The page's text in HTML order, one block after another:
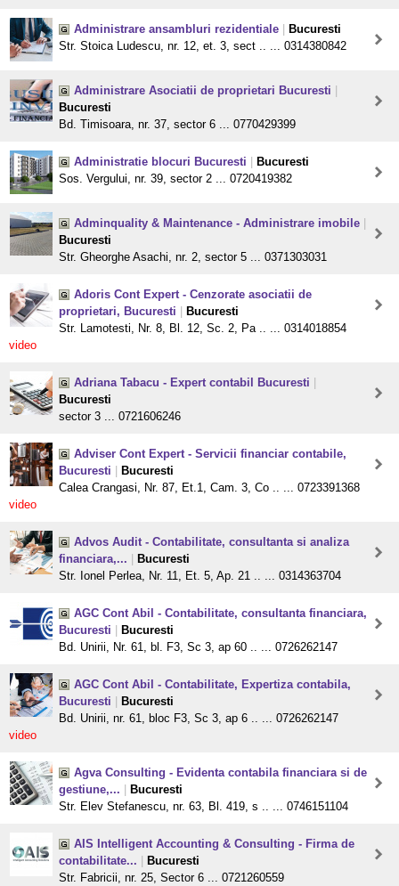
Administrare ansambluri rezidentiale
Bucuresti
Str. Stoica Ludescu, nr. 12, et. 3, sect .. ... 0314380842
Administrare Asociatii de proprietari Bucuresti
Bucuresti
Bd. Timisoara, nr. 37, sector 6 ... 0770429399
Administratie blocuri Bucuresti
Bucuresti
Sos. Vergului, nr. 39, sector 2 ... 0720419382
Adminquality & Maintenance - Administrare imobile
Bucuresti
Str. Gheorghe Asachi, nr. 2, sector 5 ... 0371303031
Adoris Cont Expert - Cenzorate asociatii de
proprietari, Bucuresti
Bucuresti
Str. Lamotesti, Nr. 8, Bl. 12, Sc. 2, Pa .. ... 0314018854
video
Adriana Tabacu - Expert contabil Bucuresti
Bucuresti
sector 3 ... 0721606246
Adviser Cont Expert - Servicii financiar contabile,
Bucuresti
Bucuresti
Calea Crangasi, Nr. 87, Et.1, Cam. 3, Co .. ... 0723391368
video
Advos Audit - Contabilitate, consultanta si analiza
financiara,...
Bucuresti
Str. Ionel Perlea, Nr. 11, Et. 5, Ap. 21 .. ... 0314363704
AGC Cont Abil - Contabilitate, consultanta financiara,
Bucuresti
Bucuresti
Bd. Unirii, Nr. 61, bl. F3, Sc 3, ap 60 .. ... 0726262147
AGC Cont Abil - Contabilitate, Expertiza contabila,
Bucuresti
Bucuresti
Bd. Unirii, nr. 61, bloc F3, Sc 3, ap 6 .. ... 0726262147
video
Agva Consulting - Evidenta contabila financiara si de
gestiune,...
Bucuresti
Str. Elev Stefanescu, nr. 63, Bl. 419, s .. ... 0746151104
AIS Intelligent Accounting & Consulting - Firma de
contabilitate...
Bucuresti
Str. Fabricii, nr. 25, Sector 6 ... 0721260559